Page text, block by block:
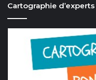
Cartographie d’experts